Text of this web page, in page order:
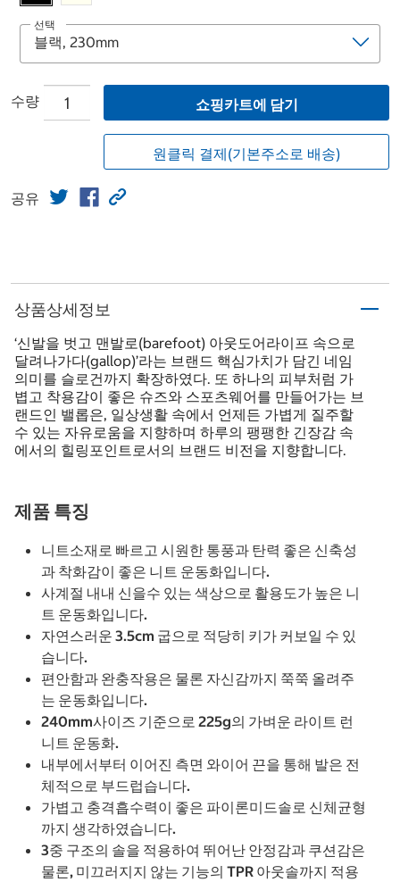
선택
수량 쇼핑카트에 담기
원클릭 결제(기본주소로 배송)
공유
상품상세정보
‘신발을 벗고 맨발로(barefoot) 아웃도어라이프 속으로
달려나가다(gallop)’라는 브랜드 핵심가치가 담긴 네임
의미를 슬로건까지 확장하였다. 또 하나의 피부처럼 가
볍고 착용감이 좋은 슈즈와 스포츠웨어를 만들어가는 브
랜드인 밸롭은, 일상생활 속에서 언제든 가볍게 질주할
수 있는 자유로움을 지향하며 하루의 팽팽한 긴장감 속
에서의 힐링포인트로서의 브랜드 비전을 지향합니다.
제품 특징
니트소재로 빠르고 시원한 통풍과 탄력 좋은 신축성
과 착화감이 좋은 니트 운동화입니다.
사계절 내내 신을수 있는 색상으로 활용도가 높은 니
트 운동화입니다.
자연스러운 3.5cm 굽으로 적당히 키가 커보일 수 있
습니다.
편안함과 완충작용은 물론 자신감까지 쭉쭉 올려주
는 운동화입니다.
240mm사이즈 기준으로 225g의 가벼운 라이트 런
니트 운동화.
내부에서부터 이어진 측면 와이어 끈을 통해 발은 전
체적으로 부드럽습니다.
가볍고 충격흡수력이 좋은 파이론미드솔로 신체균형
까지 생각하였습니다.
3중 구조의 솔을 적용하여 뛰어난 안정감과 쿠션감은
물론, 미끄러지지 않는 기능의 TPR 아웃솔까지 적용